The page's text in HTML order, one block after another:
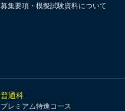
募集要項・模擬試験資料について
普通科
プレミアム特進コース